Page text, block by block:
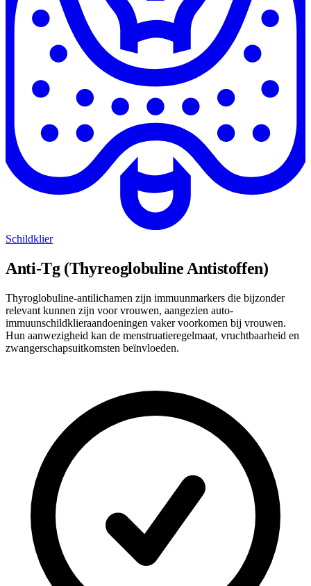
Schildklier
Anti-Tg (Thyreoglobuline Antistoffen)
Thyroglobuline-antilichamen zijn immuunmarkers die bijzonder
relevant kunnen zijn voor vrouwen, aangezien auto-
immuunschildklieraandoeningen vaker voorkomen bij vrouwen.
Hun aanwezigheid kan de menstruatieregelmaat, vruchtbaarheid en
zwangerschapsuitkomsten beïnvloeden.